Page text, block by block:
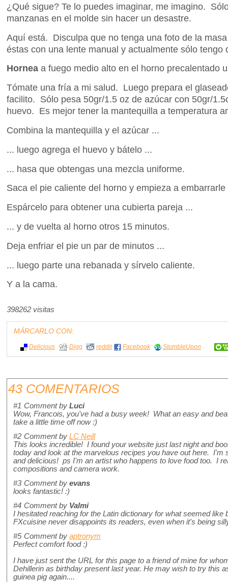
¿Qué sigue? Te lo puedes imaginar, me imagino.
manzanas en el molde sin hacer un desastre.
Aquí está. Disculpa que no tenga una foto de la
éstas con una lente manual y actualmente sólo tengo
Hornea a fuego medio alto en el horno precalentado
Tómate una fría a mi salud. Luego prepara el
facilito. Sólo pesa 50gr/1.5 oz de azúcar con 50gr/
huevo. Es mejor tener la mantequilla a temperatura
Combina la mantequilla y el azúcar ...
... luego agrega el huevo y bátelo ...
... hasa que obtengas una mezcla uniforme.
Saca el pie caliente del horno y empieza a
Espárcelo para obtener una cubierta pareja ...
... y de vuelta al horno otros 15 minutos.
Deja enfriar el pie un par de minutos ...
... luego parte una rebanada y sírvelo caliente.
Y a la cama.
398262 visitas
MÁRCARLO CON:
Delicious Digg reddit Facebook StumbleUpon
43 COMENTARIOS
#1 Comment by Luci
Wow, Francois, you've had a busy week! What an easy and
take a little time off now :)
#2 Comment by LC Neill
This looks incredible! I found your website just last night and
today and look at the marvelous recipes you have out here. I'm
and delicious! ps I'm an artist who happens to love food too. I
compositions and camera work.
#3 Comment by evans
looks fantastic! :)
#4 Comment by Valmi
I hesitated reaching for the Latin dictionary for what seemed
FXcuisine never disappoints its readers, even when it's being
#5 Comment by aptronym
Perfect comfort food :)
I have just sent the URL for this page to a friend of mine for
Dehillerin as birthday present last year. He may wish to try this
guinea pig again....